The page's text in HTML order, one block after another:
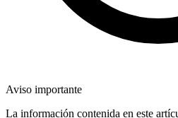
Aviso importante
La información contenida en este